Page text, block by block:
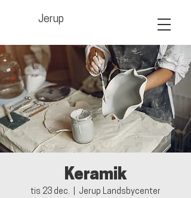
Jerup
Keramik
tis 23 dec. Jerup Landsbycenter